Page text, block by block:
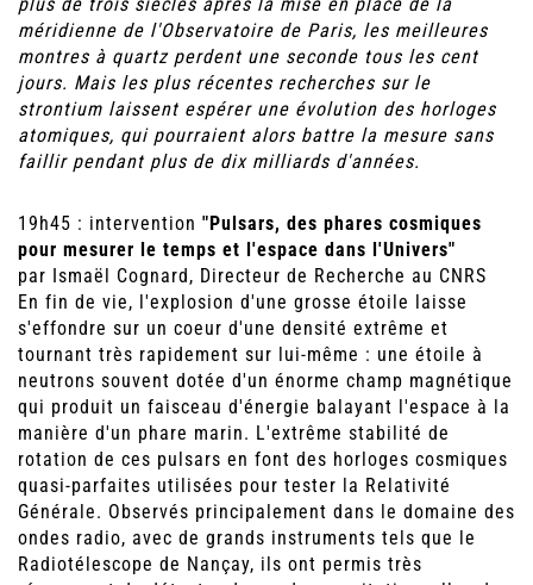
méridienne de l'Observatoire de Paris, les meilleures
montres à quartz perdent une seconde tous les cent
jours. Mais les plus récentes recherches sur le
strontium laissent espérer une évolution des horloges
atomiques, qui pourraient alors battre la mesure sans
faillir pendant plus de dix milliards d'années.
19h45 : intervention "Pulsars, des phares cosmiques
pour mesurer le temps et l'espace dans l'Univers"
par Ismaël Cognard, Directeur de Recherche au CNRS
En fin de vie, l'explosion d'une grosse étoile laisse
s'effondre sur un coeur d'une densité extrême et
tournant très rapidement sur lui-même : une étoile à
neutrons souvent dotée d'un énorme champ magnétique
qui produit un faisceau d'énergie balayant l'espace à la
manière d'un phare marin. L'extrême stabilité de
rotation de ces pulsars en font des horloges cosmiques
quasi-parfaites utilisées pour tester la Relativité
Générale. Observés principalement dans le domaine des
ondes radio, avec de grands instruments tels que le
Radiotélescope de Nançay, ils ont permis très